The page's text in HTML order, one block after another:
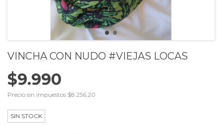
VINCHA CON NUDO #VIEJAS LOCAS
$9.990
Precio sin impuestos $8.256,20
SIN STOCK